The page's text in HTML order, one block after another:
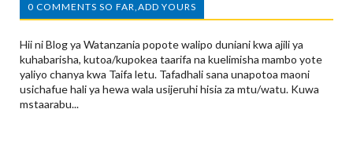
0 COMMENTS SO FAR,ADD YOURS
Hii ni Blog ya Watanzania popote walipo duniani kwa ajili ya
kuhabarisha, kutoa/kupokea taarifa na kuelimisha mambo yote
yaliyo chanya kwa Taifa letu. Tafadhali sana unapotoa maoni
usichafue hali ya hewa wala usijeruhi hisia za mtu/watu. Kuwa
mstaarabu...